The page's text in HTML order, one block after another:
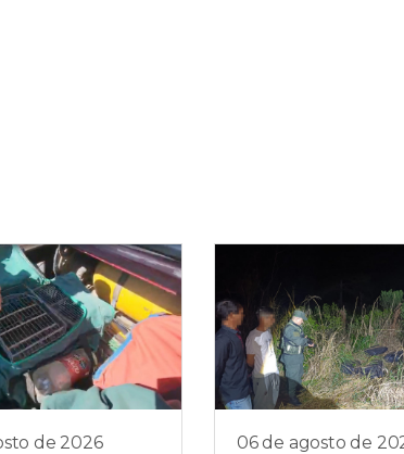
de 2026 06 de agosto de